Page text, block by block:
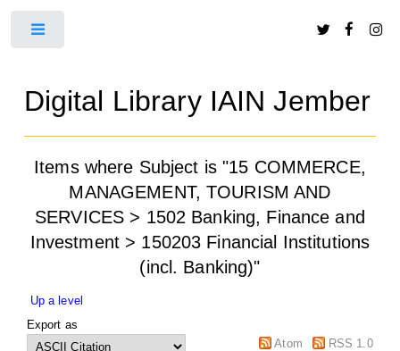
Digital Library IAIN Jember
Items where Subject is "15 COMMERCE,
MANAGEMENT, TOURISM AND
SERVICES > 1502 Banking, Finance and
Investment > 150203 Financial Institutions
(incl. Banking)"
Up a level
Export as
Atom
RSS 1.0